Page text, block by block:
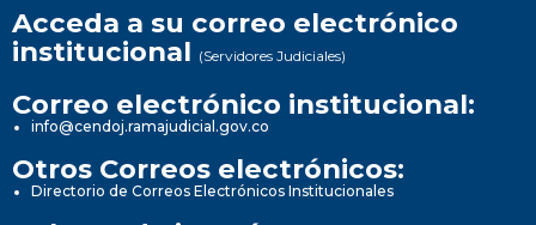
Acceda a su correo electrónico
institucional (Servidores Judiciales)
Correo electrónico institucional:
info@cendoj.ramajudicial.gov.co
Otros Correos electrónicos:
Directorio de Correos Electrónicos Institucionales